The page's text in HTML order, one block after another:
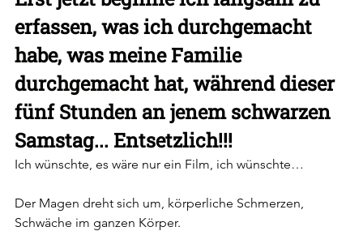
erfassen, was ich durchgemacht
habe, was meine Familie
durchgemacht hat, während dieser
fünf Stunden an jenem schwarzen
Samstag... Entsetzlich!!!
Ich wünschte, es wäre nur ein Film, ich wünschte…
Der Magen dreht sich um, körperliche Schmerzen,
Schwäche im ganzen Körper.